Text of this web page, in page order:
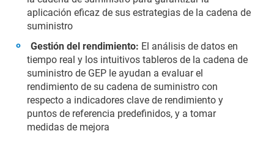
aplicación eficaz de sus estrategias de la cadena de
suministro
Gestión del rendimiento: El análisis de datos en
tiempo real y los intuitivos tableros de la cadena de
suministro de GEP le ayudan a evaluar el
rendimiento de su cadena de suministro con
respecto a indicadores clave de rendimiento y
puntos de referencia predefinidos, y a tomar
medidas de mejora